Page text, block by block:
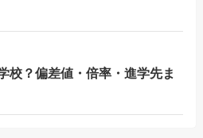
校？偏差値・倍率・進学先ま